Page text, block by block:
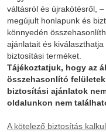
váltásról és újrakötésről,
megújult honlapunk és
könnyedén
ajánlatait és
biztosítási terméket.
Tájékoztatjuk, hogy az
összehasonlító
biztosítási ajánlatok
oldalunkon nem
A kötelező biztosítás